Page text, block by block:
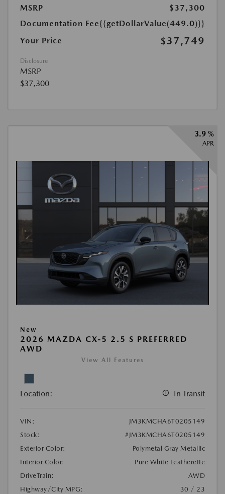
MSRP
$37,300
Documentation Fee{{getDollarValue(449.0)}}
Your Price
$37,749
Disclosure
MSRP
$37,300
3.9 %
APR
New
2026 MAZDA CX-5 2.5 S PREFERRED
AWD
View All Features
Location: In Transit
VIN:
JM3KMCHA6T0205149
Stock:
#JM3KMCHA6T0205149
Exterior Color:
Polymetal Gray Metallic
Interior Color:
Pure White Leatherette
DriveTrain:
AWD
Highway/City MPG:
30 / 23